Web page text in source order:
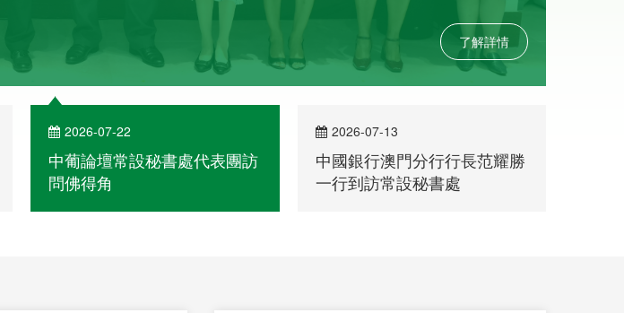
了解詳情
2026-07-22
中葡論壇常設秘書處代表團訪
問佛得角
2026-07-13
中國銀行澳門分行行長范耀勝
一行到訪常設秘書處